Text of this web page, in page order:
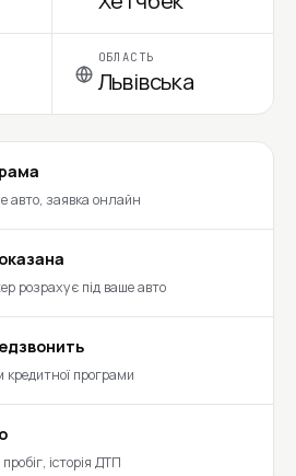
ОБЛАСТЬ
Львівська
авто, заявка онлайн
розрахує під ваше авто
програми
історія ДТП